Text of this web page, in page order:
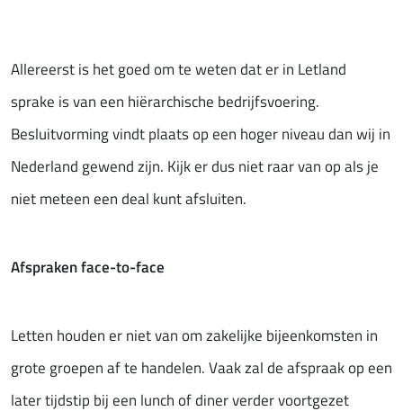
Allereerst is het goed om te weten dat er in Letland
sprake is van een hiërarchische bedrijfsvoering.
Besluitvorming vindt plaats op een hoger niveau dan wij in
Nederland gewend zijn. Kijk er dus niet raar van op als je
niet meteen een deal kunt afsluiten.
Afspraken face-to-face
Letten houden er niet van om zakelijke bijeenkomsten in
grote groepen af te handelen. Vaak zal de afspraak op een
later tijdstip bij een lunch of diner verder voortgezet